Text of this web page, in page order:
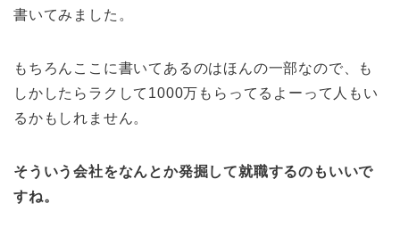
書いてみました。
もちろんここに書いてあるのはほんの一部なので、も
しかしたらラクして1000万もらってるよーって人もい
るかもしれません。
そういう会社をなんとか発掘して就職するのもいいで
すね。